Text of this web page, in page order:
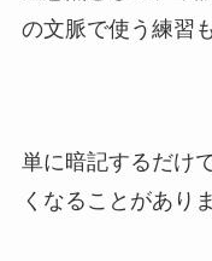
の文脈で使う練習
単に暗記するだけ
くなることがあり